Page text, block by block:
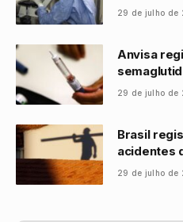
29 de julho de
Anvisa
29 de julho de
Brasil
acidentes
29 de julho de